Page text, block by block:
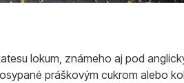
lokum, známeho aj pod
práškovým cukrom alebo